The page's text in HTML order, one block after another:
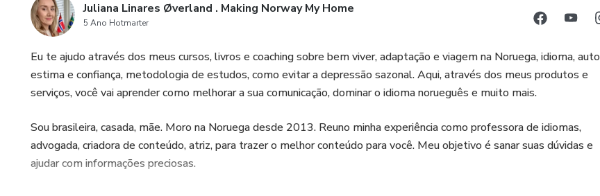
✨Veja como e faça a transformação acontecer na sua vida, para mais alegria e bem-estar.
🔦Clique no link para se inscrever e garantir um bônus no dia 31 ✨
https://forms.gle/XEBr6zUbX2LkafFH8
Juliana Linares Øverland . Making Norway My Home
5 Ano Hotmarter
Eu te ajudo através dos meus cursos, livros e coaching sobre bem viver, adaptação e viagem na Noruega, idioma, auto
estima e confiança, metodologia de estudos, como evitar a depressão sazonal. Aqui, através dos meus produtos e
serviços, você vai aprender como melhorar a sua comunicação, dominar o idioma norueguês e muito mais.
Sou brasileira, casada, mãe. Moro na Noruega desde 2013. Reuno minha experiência como professora de idiomas,
advogada, criadora de conteúdo, atriz, para trazer o melhor conteúdo para você. Meu objetivo é sanar suas dúvidas e
ajudar com informações preciosas.